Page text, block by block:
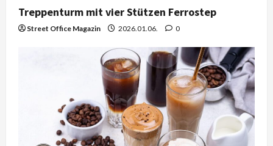
Treppenturm mit vier Stützen Ferrostep
Street Office Magazin 2026.01.06. 0